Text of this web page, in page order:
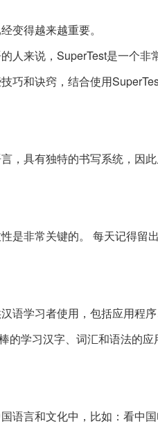
变得越来越重要。
人来说，SuperTest是一个非
巧和诀窍，结合使用
，具有独特的书写系统，因
是非常关键的。 每天记得留
语学习者使用，包括应用程
的学习汉字、词汇和语法的应
语言和文化中，比如：看中